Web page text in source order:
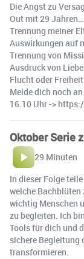
Die Angst zu
Out mit 29
Trennung meiner
Auswirkungen auf
Trennung von
Ausdruck von
Flucht oder
Melde dich noch
16.10 Uhr ->
Oktober Serie
29 Minuten
In dieser Folge
welche Bachblüten
wichtig Menschen
zu begleiten. Ich
Tools für dich und
sichere Begleitung
transformieren.